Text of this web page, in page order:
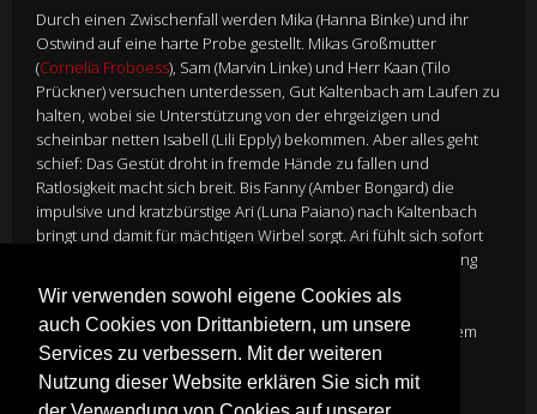
Wir verwenden sowohl eigene Cookies als
auch Cookies von Drittanbietern, um unsere
Services zu verbessern. Mit der weiteren
Nutzung dieser Website erklären Sie sich mit
Durch einen Zwischenfall werden Mika (Hanna Binke) und ihr
Ostwind auf eine harte Probe gestellt. Mikas Großmutter
(Cornelia Froboess), Sam (Marvin Linke) und Herr Kaan (Tilo
Prückner) versuchen unterdessen, Gut Kaltenbach am Laufen zu
halten, wobei sie Unterstützung von der ehrgeizigen und
scheinbar netten Isabell (Lili Epply) bekommen. Aber alles geht
schief: Das Gestüt droht in fremde Hände zu fallen und
Ratlosigkeit macht sich breit. Bis Fanny (Amber Bongard) die
impulsive und kratzbürstige Ari (Luna Paiano) nach Kaltenbach
bringt und damit für mächtigen Wirbel sorgt. Ari fühlt sich sofort
von Ostwind angezogen und scheint eine besondere Wirkung
Ostwind und Mika eine weitere Seelenverwandte auf Gut
Kaltenbach finden? Und wird Ari es schaffen, Ostwind vor dem
skrupellosen Pferdetrainer Thordur Thorvaldson (Sabin
Tambrea) zu schützen?
DirectorTheresa von Eltz